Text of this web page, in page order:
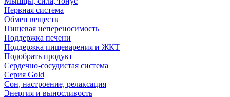
Нервная система
Обмен веществ
Пищевая непереносимость
Поддержка печени
Поддержка пищеварения и ЖКТ
Подобрать продукт
Сердечно-сосудистая система
Серия Gold
Сон, настроение, релаксация
Энергия и выносливость